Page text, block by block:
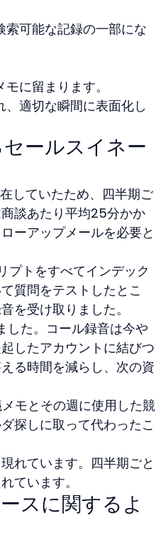
可能な記録の一部にな
に留まります。
適切な瞬間に表面化し
ールスイネー
していたため、四半期ご
談あたり平均25分かか
ーアップメールを必要と
プトをすべてインデック
質問をテストしたとこ
を受け取りました。
した。コール録音は今や
したアカウントに結びつ
る時間を減らし、次の資
モとその週に使用した競
探しに取って代わったこ
れています。四半期ごと
ています。
スに関するよ